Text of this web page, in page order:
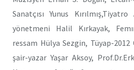
Sanatçısı Yunus
yönetmeni Halil Kırkayak,
ressam Hülya Sezgin, Tüyap-
şair-yazar Yaşar Aksoy,